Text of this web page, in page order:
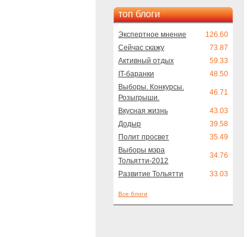
топ блоги
Экспертное мнение
126.60
Сейчас скажу
73.87
Активный отдых
59.33
IT-баранки
48.50
Выборы. Конкурсы.
Розыгрыши.
46.71
Вкусная жизнь
43.03
Додыр
39.58
Полит просвет
35.49
Выборы мэра
Тольятти-2012
34.76
Развитие Тольятти 33.03
Все блоги